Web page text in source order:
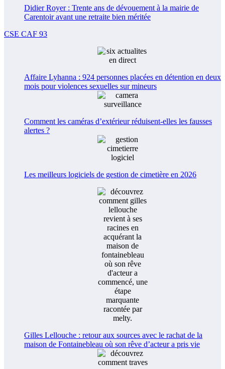
Didier Royer : Trente ans de dévouement à la mairie de
Carentoir avant une retraite bien méritée
CSE CAF 93
Affaire Lyhanna : 924 personnes placées en détention en deux
mois pour violences sexuelles sur mineurs
Comment les caméras d’extérieur réduisent-elles les fausses
alertes ?
Les meilleurs logiciels de gestion de cimetière en 2026
Gilles Lellouche : retour aux sources avec le rachat de la
maison de Fontainebleau où son rêve d’acteur a pris vie